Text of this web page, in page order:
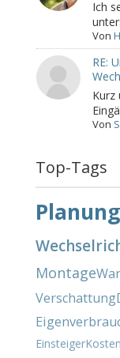
Ich
Von
RE:
Kurz
Von
Top-Tags
Planung
Montage
Verschattung
EinsteigerKosten